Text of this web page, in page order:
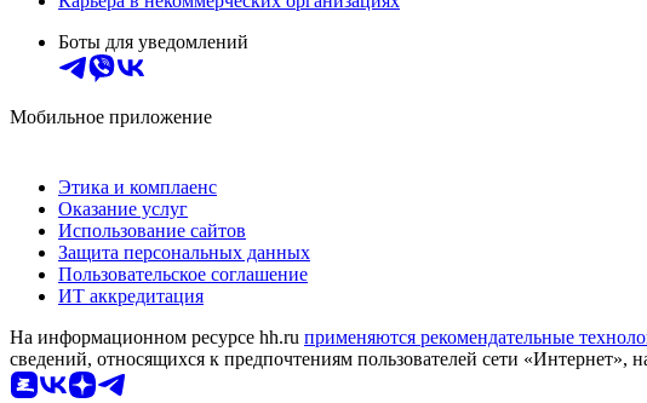
Боты для уведомлений
Мобильное приложение
Этика и комплаенс
Оказание услуг
Использование сайтов
Защита персональных данных
Пользовательское соглашение
ИТ аккредитация
На информационном ресурсе hh.ru применяются рекомендательные
сведений, относящихся к предпочтениям пользователей сети «Интернет»,